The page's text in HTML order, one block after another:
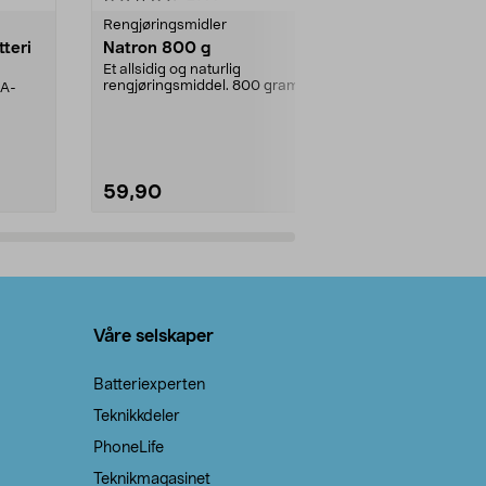
Rengjøringsmidler
Natron 800 g
Et allsidig og naturlig
rengjøringsmiddel. 800 gram
59,90
Våre selskaper
Batteriexperten
Teknikkdeler
PhoneLife
Teknikmagasinet